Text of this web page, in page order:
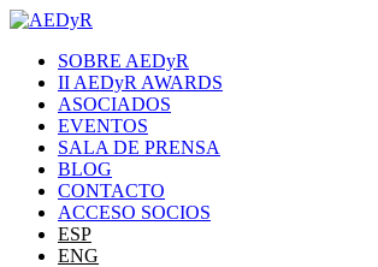
SOBRE AEDyR
II AEDyR AWARDS
ASOCIADOS
EVENTOS
SALA DE PRENSA
BLOG
CONTACTO
ACCESO SOCIOS
ESP
ENG